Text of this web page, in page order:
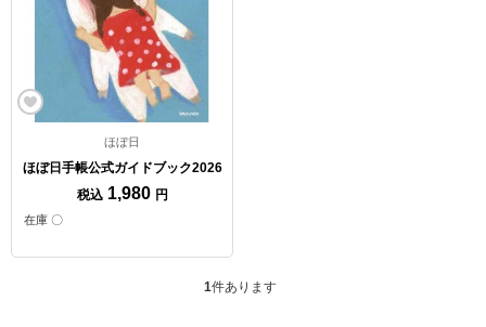
ほぼ日
ほぼ日手帳公式ガイドブック2026
税込 1,980 円
在庫 〇
1件あります